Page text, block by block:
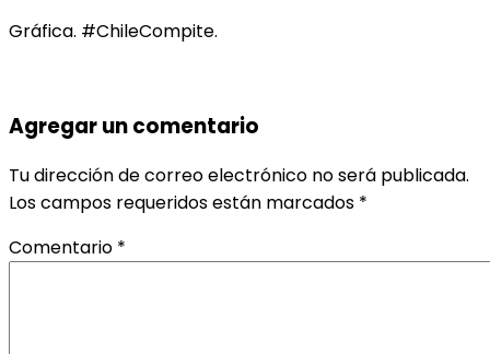
Gráfica. #ChileCompite.
Agregar un comentario
Tu dirección de correo electrónico no será publicada.
Los campos requeridos están marcados *
Comentario *